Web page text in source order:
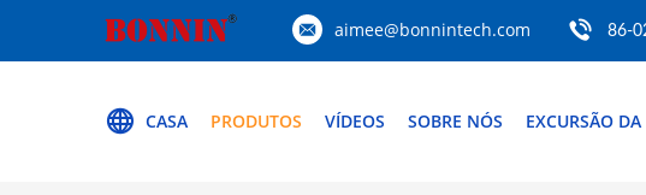
aimee@bonnintech.com 86-
CASA PRODUTOS VÍDEOS SOBRE NÓS EXCURSÃO